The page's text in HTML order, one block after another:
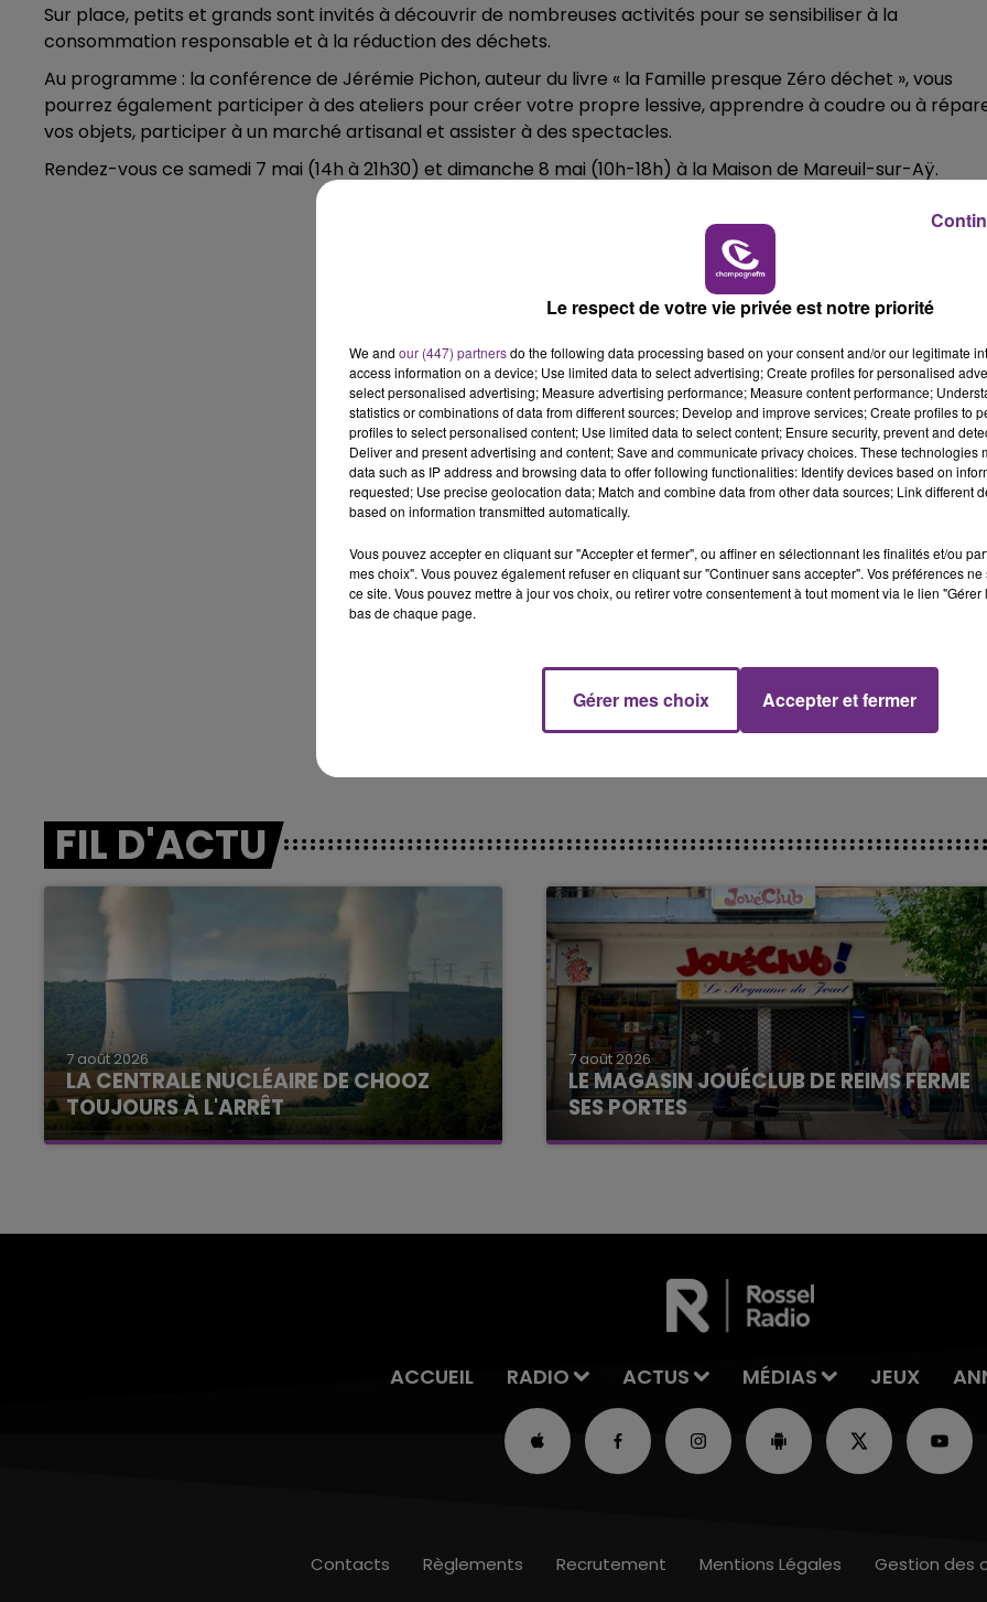
BEST OF LE WEEK-END CHAMPAGNE FM
Sur place, petits et grands sont invités à découvrir de nombreuses activités pour se sensibiliser à la
consommation responsable et à la réduction des déchets.
Au programme : la conférence de Jérémie Pichon, auteur du livre « la Famille presque Zéro déchet », vous
pourrez également participer à des ateliers pour créer votre propre lessive, apprendre à coudre ou à
vos objets, participer à un marché artisanal et assister à des spectacles.
Rendez-vous ce samedi 7 mai (14h à 21h30) et dimanche 8 mai (10h-18h) à la Maison de Mareuil-sur-Aÿ.
FIL D'ACTU
7 août 2026
LA CENTRALE NUCLÉAIRE DE CHOOZ
TOUJOURS À L'ARRÊT
Cela fait déjà une semaine que la centrale
7 août 2026
LE MAGASIN JOUÉCLUB DE REIMS FERME
SES PORTES
C'était l'une des institutions du centre-ville
Le week-end Champagne FM
16h00 - 20h00
Le Week-end Champagne FM
ACCUEIL RADIO ACTUS MÉDIAS JEUX
Contacts Règlements Recrutement Mentions Légales Gestion des
Le respect de votre vie privée est notre priorité
We and our (447) partnersdo the following data processing based on your consent and/or our legitimate
access information on a device; Use limited data to select advertising; Create profiles for personalised
select personalised advertising; Measure advertising performance; Measure content performance;
statistics or combinations of data from different sources; Develop and improve services; Create profiles to
profiles to select personalised content; Use limited data to select content; Ensure security, prevent and
Deliver and present advertising and content; Save and communicate privacy choices. These technologies
data such as IP address and browsing data to offer following functionalities: Identify devices based on
requested; Use precise geolocation data; Match and combine data from other data sources; Link different
based on information transmitted automatically.
Vous pouvez accepter en cliquant sur "Accepter et fermer", ou affiner en sélectionnant les finalités et/ou
mes choix". Vous pouvez également refuser en cliquant sur "Continuer sans accepter". Vos préférences
ce site. Vous pouvez mettre à jour vos choix, ou retirer votre consentement à tout moment via le lien
bas de chaque page.
Gérer mes choix Accepter et fermer